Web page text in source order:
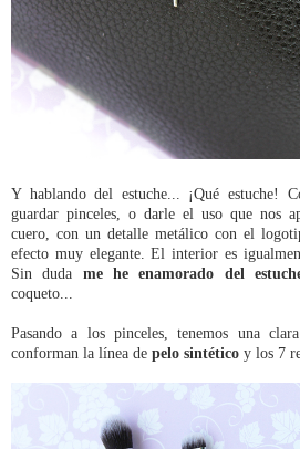
Y hablando del estuche... ¡Qué estuche!
guardar pinceles, o darle el uso que nos
cuero, con un detalle metálico con el
efecto muy elegante. El interior es
Sin duda me he enamorado del
coqueto...
Pasando a los pinceles, tenemos una
conforman la línea de pelo sintético y los 7